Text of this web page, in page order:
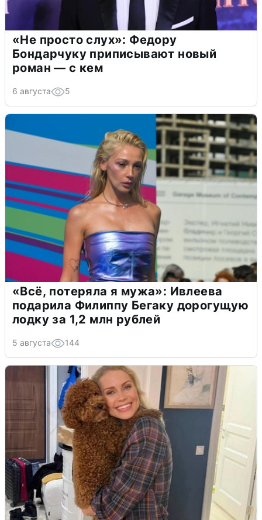
«Не просто слух»: Федору
Бондарчуку приписывают новый
роман — с кем
6 августа 5
«Всё, потеряла я мужа»: Ивлеева
подарила Филиппу Бегаку дорогущую
лодку за 1,2 млн рублей
5 августа 144